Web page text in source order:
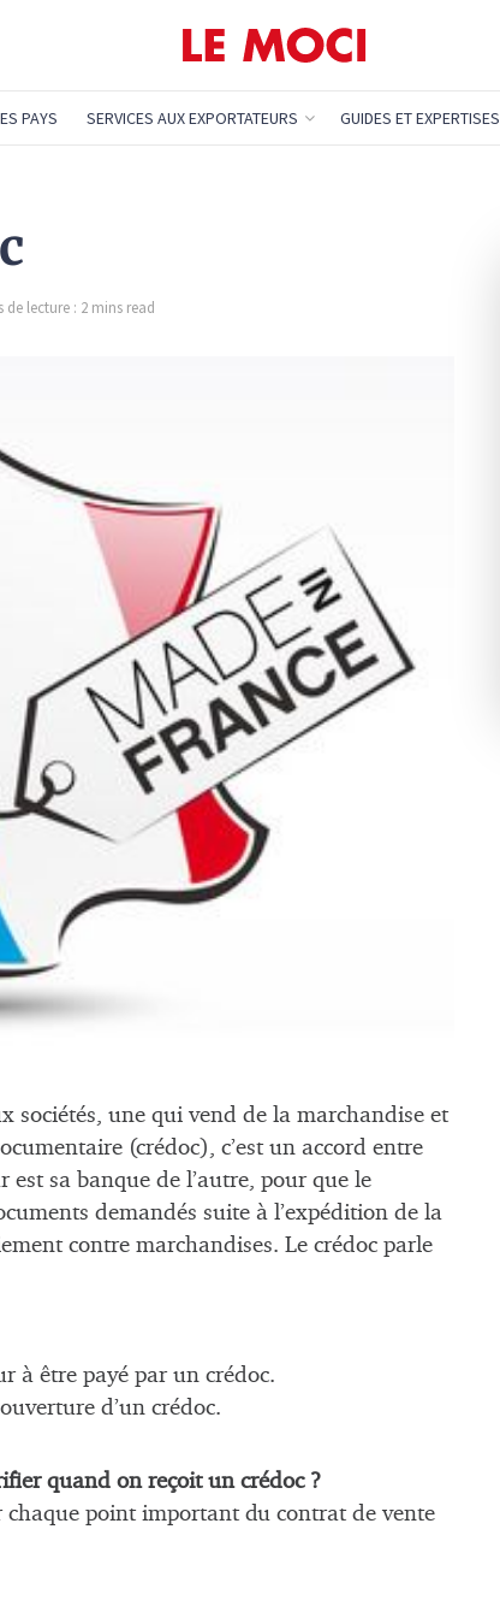
PAYS SERVICES AUX EXPORTATEURS GUIDES ET EXPERTISES
de lecture : 2 mins read
sociétés, une qui vend de la marchandise et
(crédoc), c’est un accord entre
est sa banque de l’autre, pour que le
demandés suite à l’expédition de la
contre marchandises. Le crédoc parle
à être payé par un crédoc.
d’un crédoc.
quand on reçoit un crédoc ?
chaque point important du contrat de vente